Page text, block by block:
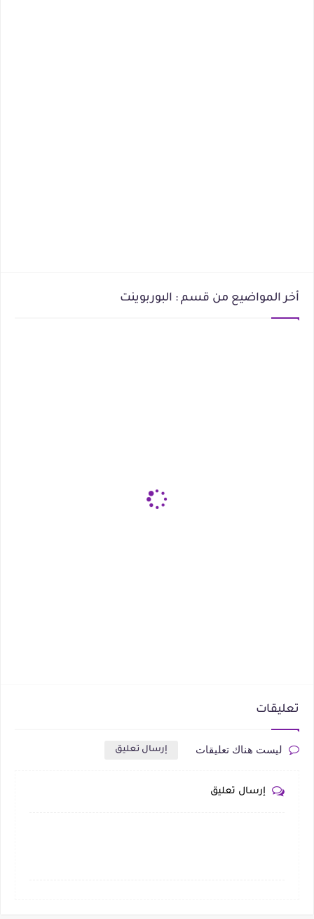
أخر المواضيع من قسم : البوربوينت
تعليقات
ليست هناك تعليقات إرسال تعليق
إرسال تعليق